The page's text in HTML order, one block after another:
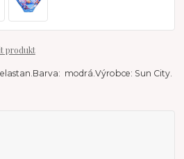
produkt
elastan.Barva: modrá.Výrobce: Sun City.